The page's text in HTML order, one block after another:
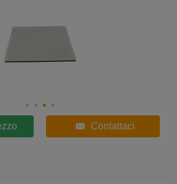
Contattaci